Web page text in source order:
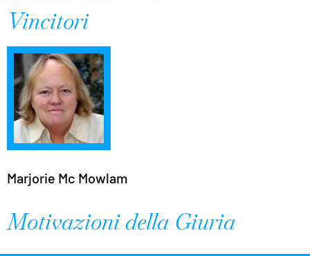
Vincitori
Marjorie Mc Mowlam
Motivazioni della Giuria